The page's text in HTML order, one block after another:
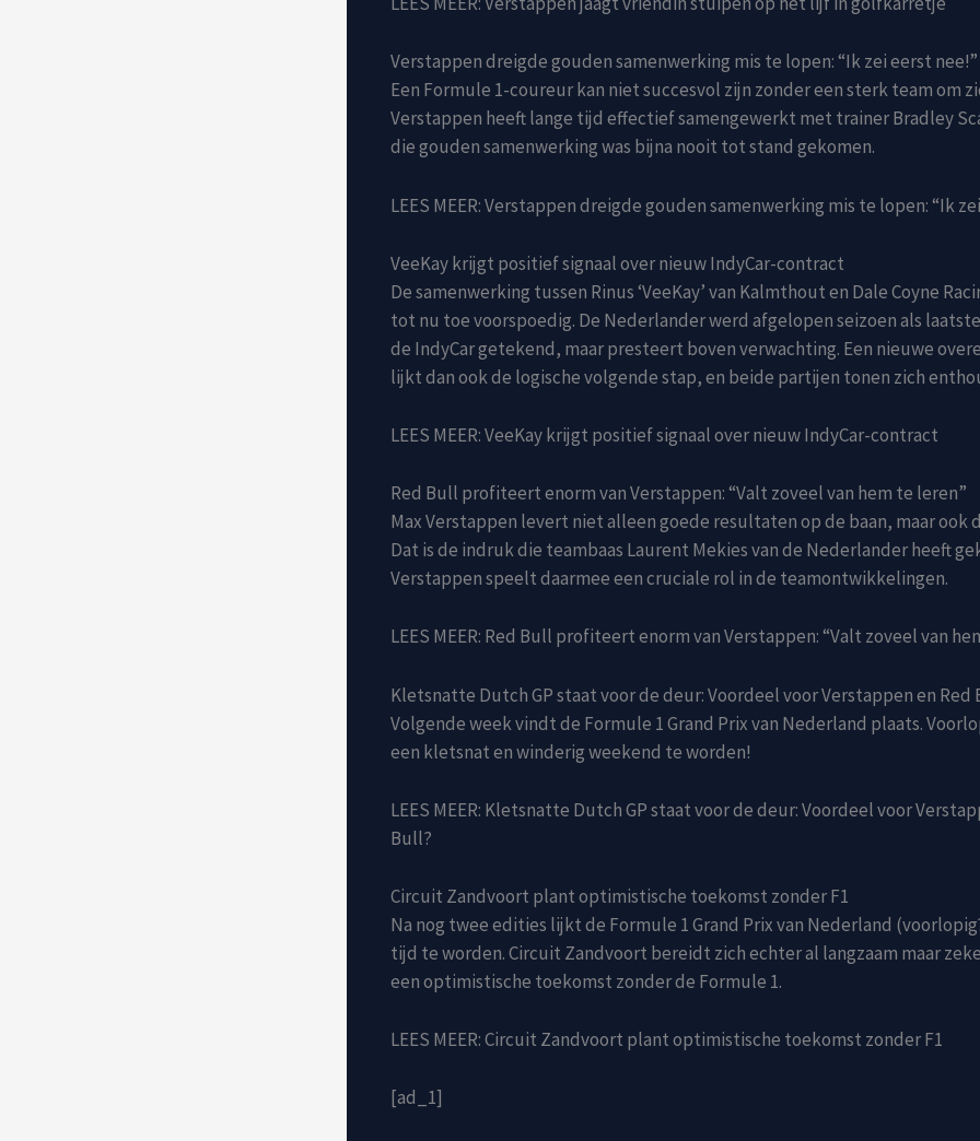
Verstappen dreigde gouden samenwerking mis te lopen: “Ik zei eerst nee!”
Een Formule 1-coureur kan niet succesvol zijn zonder een sterk team om
Verstappen heeft lange tijd effectief samengewerkt met trainer Bradley
die gouden samenwerking was bijna nooit tot stand gekomen.
LEES MEER: Verstappen dreigde gouden samenwerking mis te lopen: “Ik
VeeKay krijgt positief signaal over nieuw IndyCar-contract
De samenwerking tussen Rinus ‘VeeKay’ van Kalmthout en Dale Coyne
tot nu toe voorspoedig. De Nederlander werd afgelopen seizoen als
de IndyCar getekend, maar presteert boven verwachting. Een nieuwe
lijkt dan ook de logische volgende stap, en beide partijen tonen zich
LEES MEER: VeeKay krijgt positief signaal over nieuw IndyCar-contract
Red Bull profiteert enorm van Verstappen: “Valt zoveel van hem te leren”
Max Verstappen levert niet alleen goede resultaten op de baan, maar ook
Dat is de indruk die teambaas Laurent Mekies van de Nederlander heeft
Verstappen speelt daarmee een cruciale rol in de teamontwikkelingen.
LEES MEER: Red Bull profiteert enorm van Verstappen: “Valt zoveel van
Kletsnatte Dutch GP staat voor de deur: Voordeel voor Verstappen en Red
Volgende week vindt de Formule 1 Grand Prix van Nederland plaats.
een kletsnat en winderig weekend te worden!
LEES MEER: Kletsnatte Dutch GP staat voor de deur: Voordeel voor
Bull?
Circuit Zandvoort plant optimistische toekomst zonder F1
Na nog twee edities lijkt de Formule 1 Grand Prix van Nederland
tijd te worden. Circuit Zandvoort bereidt zich echter al langzaam maar
een optimistische toekomst zonder de Formule 1.
LEES MEER: Circuit Zandvoort plant optimistische toekomst zonder F1
[ad_1]